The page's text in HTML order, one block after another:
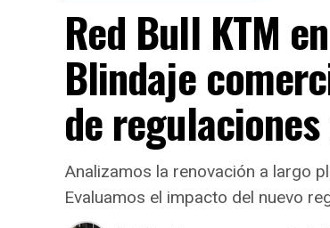
Red Bull KTM
Blindaje
de
Analizamos la renovación a largo
Evaluamos el impacto del nuevo